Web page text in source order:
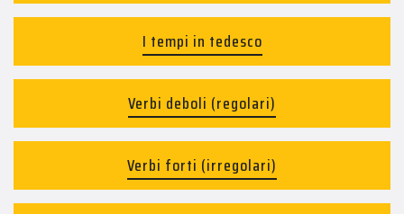
I tempi in tedesco
Verbi deboli (regolari)
Verbi forti (irregolari)